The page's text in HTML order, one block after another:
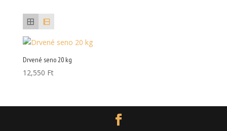
Drvené seno 20 kg
12,550 Ft